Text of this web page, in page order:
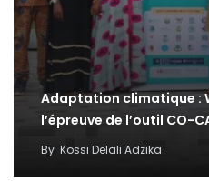
Adaptation climatique :
l’épreuve de l’outil CO-
By Kossi Delali Adzika